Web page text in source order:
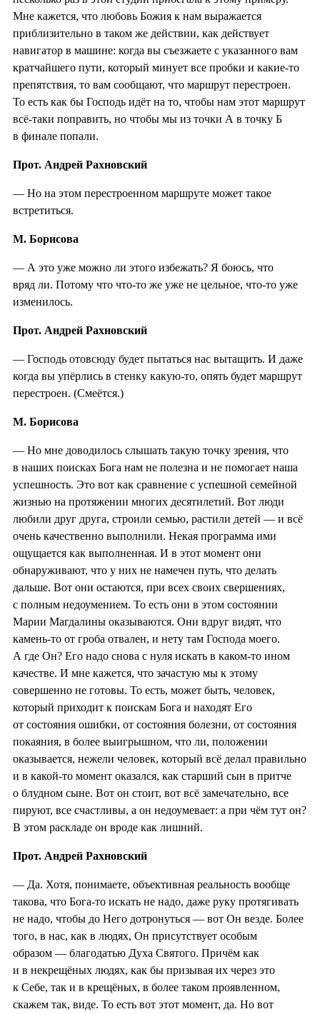
Мне кажется, что любовь Божия к нам выражается
приблизительно в таком же действии, как действует
навигатор в машине: когда вы съезжаете с указанного вам
кратчайшего пути, который минует все пробки и какие-то
препятствия, то вам сообщают, что маршрут перестроен.
То есть как бы Господь идёт на то, чтобы нам этот маршрут
всё-таки поправить, но чтобы мы из точки А в точку Б
в финале попали.
Прот. Андрей Рахновский
— Но на этом перестроенном маршруте может такое
встретиться.
М. Борисова
— А это уже можно ли этого избежать? Я боюсь, что
вряд ли. Потому что что-то же уже не цельное, что-то уже
изменилось.
Прот. Андрей Рахновский
— Господь отовсюду будет пытаться нас вытащить. И даже
когда вы упёрлись в стенку какую-то, опять будет маршрут
перестроен. (Смеётся.)
М. Борисова
— Но мне доводилось слышать такую точку зрения, что
в наших поисках Бога нам не полезна и не помогает наша
успешность. Это вот как сравнение с успешной семейной
жизнью на протяжении многих десятилетий. Вот люди
любили друг друга, строили семью, растили детей — и всё
очень качественно выполнили. Некая программа ими
ощущается как выполненная. И в этот момент они
обнаруживают, что у них не намечен путь, что делать
дальше. Вот они остаются, при всех своих свершениях,
с полным недоумением. То есть они в этом состоянии
Марии Магдалины оказываются. Они вдруг видят, что
камень-то от гроба отвален, и нету там Господа моего.
А где Он? Его надо снова с нуля искать в каком-то ином
качестве. И мне кажется, что зачастую мы к этому
совершенно не готовы. То есть, может быть, человек,
который приходит к поискам Бога и находят Его
от состояния ошибки, от состояния болезни, от состояния
покаяния, в более выигрышном, что ли, положении
оказывается, нежели человек, который всё делал правильно
и в какой-то момент оказался, как старший сын в притче
о блудном сыне. Вот он стоит, вот всё замечательно, все
пируют, все счастливы, а он недоумевает: а при чём тут он?
В этом раскладе он вроде как лишний.
Прот. Андрей Рахновский
— Да. Хотя, понимаете, объективная реальность вообще
такова, что Бога-то искать не надо, даже руку протягивать
не надо, чтобы до Него дотронуться — вот Он везде. Более
того, в нас, как в людях, Он присутствует особым
образом — благодатью Духа Святого. Причём как
и в некрещёных людях, как бы призывая их через это
к Себе, так и в крещёных, в более таком проявленном,
скажем так, виде. То есть вот этот момент, да. Но вот